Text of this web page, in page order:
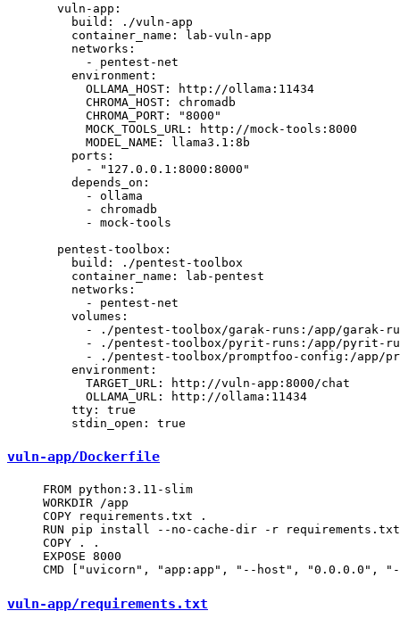
  vuln-app
:
    build
:
./vuln-app
    container_name
: lab-vuln-app
    networks
:
      -
pentest-net
    environment
:
      OLLAMA_HOST
:
http://ollama:11434
      CHROMA_HOST
: chromadb
      CHROMA_PORT
:
"8000"
      MOCK_TOOLS_URL
:
http://mock-tools:8000
      MODEL_NAME
: llama3.1:8b
    ports
:
      -
"127.0.0.1:8000:8000"
    depends_on
:
      -
ollama
      -
chromadb
      -
mock-tools
  pentest-toolbox
:
    build
:
./pentest-toolbox
    container_name
: lab-pentest
    networks
:
      -
pentest-net
    volumes
:
      -
./pentest-toolbox/garak-runs:/app/garak-
      -
./pentest-toolbox/pyrit-runs:/app/pyrit-
      -
./pentest-toolbox/promptfoo-config:/app/
    environment
:
      TARGET_URL
:
http://vuln-app:8000/chat
      OLLAMA_URL
:
http://ollama:11434
    tty
: true
    stdin_open
: true
vuln-app/Dockerfile
FROM python:3.11-slim
WORKDIR /app
COPY requirements.txt .
RUN pip install --no-cache-dir -r requirements.txt
COPY . .
EXPOSE 8000
CMD
"uvicorn" , "app:app" , "--host" , "0.0.0.0" ,
vuln-app/requirements.txt